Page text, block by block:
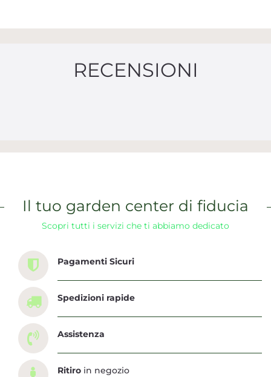
RECENSIONI
Il tuo garden center di fiducia
Scopri tutti i servizi che ti abbiamo dedicato
Pagamenti Sicuri
Spedizioni rapide
Assistenza
Ritiro in negozio